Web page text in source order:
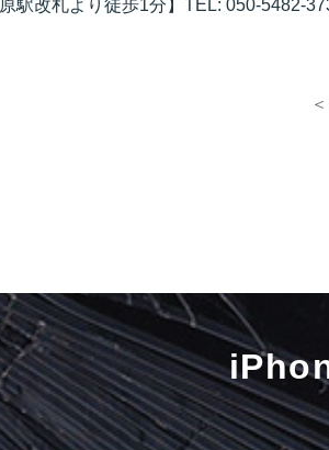
原駅改札より徒歩1分】TEL: 050-5482-